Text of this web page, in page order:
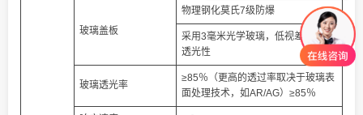
玻璃盖板
物理钢化莫氏7级防爆
采用3毫米光学玻璃，低视差和高光
透光性
玻璃透光率
≥85％（更高的透过率取决于玻璃表
面处理技术，如AR/AG）≥85％